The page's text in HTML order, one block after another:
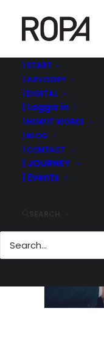
| START
| ADVISORY
| DIGITAL
| Logga in
| HOW IT WORKS
| BLOG
| CONTACT
| JOURNEY
| Events